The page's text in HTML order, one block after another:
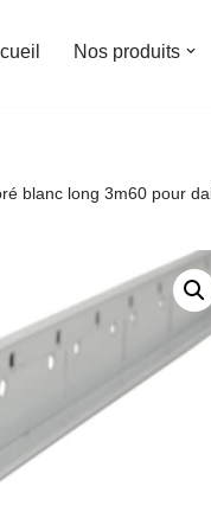
Nos produits
blanc long 3m60 pour